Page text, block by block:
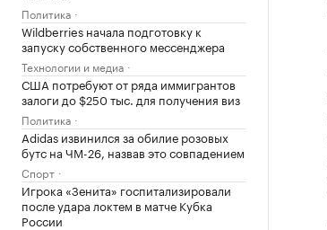
Политика
Wildberries начала подготовку к
запуску собственного мессенджера
Технологии и медиа
США потребуют от ряда иммигрантов
залоги до $250 тыс. для получения виз
Политика
Adidas извинился за обилие розовых
бутс на ЧМ-26, назвав это совпадением
Спорт
Игрока «Зенита» госпитализировали
после удара локтем в матче Кубка
России